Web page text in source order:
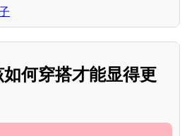
何穿搭才能显得更